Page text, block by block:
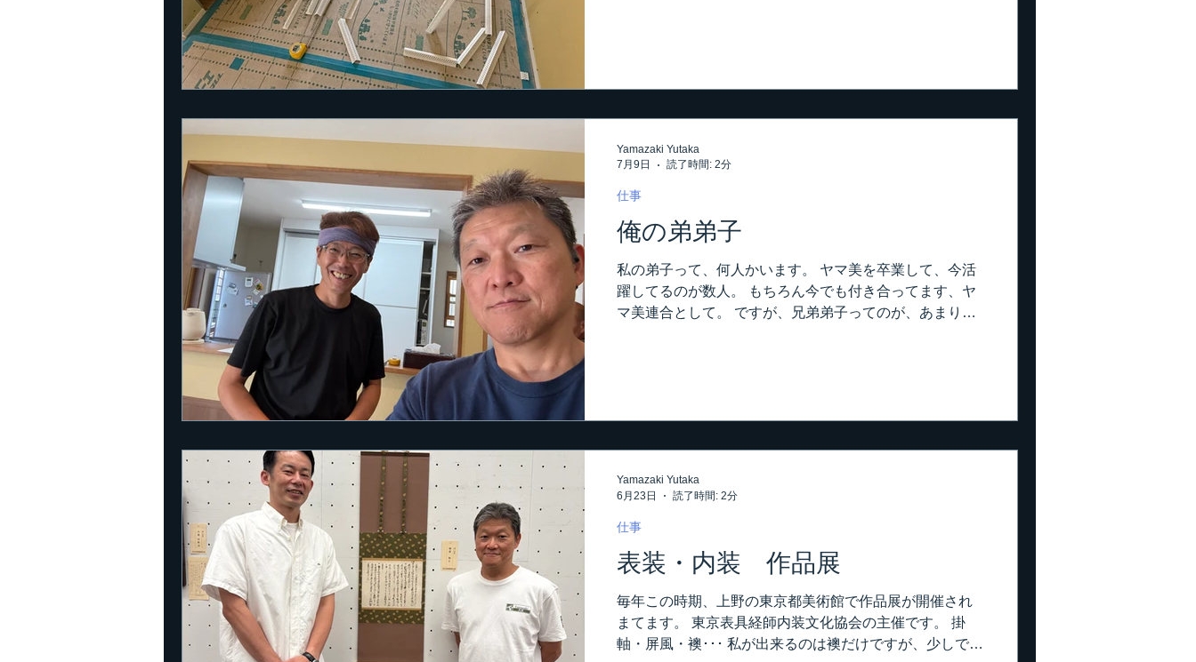
っかり留めも切ってもらわんとね。 もう梅雨明けしたん
この現場のメイン材料は、やや特殊。 下地をキッチリ仕
上げておかないと、かなり下地を広いそうです。 一緒に
コーナー付けて回って、いよいよパテ。 パテもやっぱり
コーナーから。 この現場、38ボードなので横の繋ぎが無
い。 なので随分楽です。 糊もパテも、直ぐには入手出来
ない状況が未だに続いてますが、今の所、特別影響は無
し。 そこは有難い。 取り敢えず、この後新人君と一緒に
ビスパッチを回ります。 今日中に下パテを終らせて、明
日は仕上
俺の弟弟子
私の弟子って、何人かいます。 ヤマ美を卒業して、今活
躍してるのが数人。 もちろん今でも付き合ってます、ヤ
マ美連合として。 ですが、兄弟弟子ってのが、あまりい
の在宅現場。 ウイルトンカーペットの敷き込み。 私も一
に就職しましたが、そこでの内容はクロスと襖、床。 で
もクロスと襖は多かったけど、床工事は少なかったの
で、弱かった。 で、そこを退職した後、床を勉強しよう
ジ。 バリバリの床専門屋さんです。 いつも床仕事でボリ
っていて来てくれない。 なので、こうして一緒に仕事す
るのは、随分久し振りです。 若い頃･･･私が26～27歳頃
だったかな？...
仕事
Yamazaki Yutaka
7月9日
読了時間: 2分
表装・内装 作品展
毎年この時期、上野の東京都美術館で作品展が開催され
まてます。 東京表具経師内装文化協会の主催です。 掛
軸・屏風・襖･･･ 私が出来るのは襖だけですが、少しでも
仕事
Yamazaki Yutaka
6月23日
読了時間: 2分